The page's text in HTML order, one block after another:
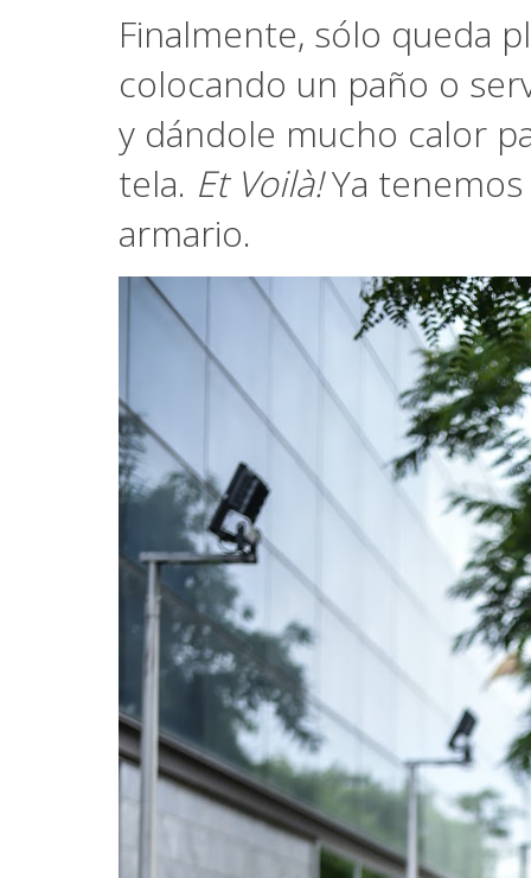
Finalmente, sólo queda
colocando un paño o
y dándole mucho calor
tela. Et Voilà!Ya
armario.